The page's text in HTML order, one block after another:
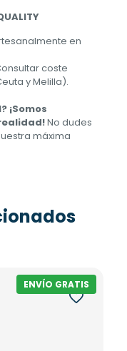
en
coste
y Melilla).
¡Somos
No dudes
máxima
ENVÍO GRATIS